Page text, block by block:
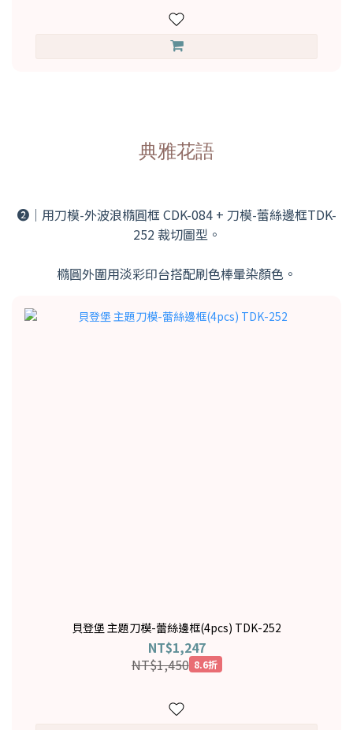
典雅花語
➋｜用刀模-外波浪橢圓框 CDK-084 + 刀模-蕾絲邊框TDK-
252 裁切圖型 。
橢圓外圍用淡彩印台搭配刷色棒暈染顏色。
貝登堡 主題刀模-蕾絲邊框(4pcs) TDK-252
NT$1,247
NT$1,450 8.6折